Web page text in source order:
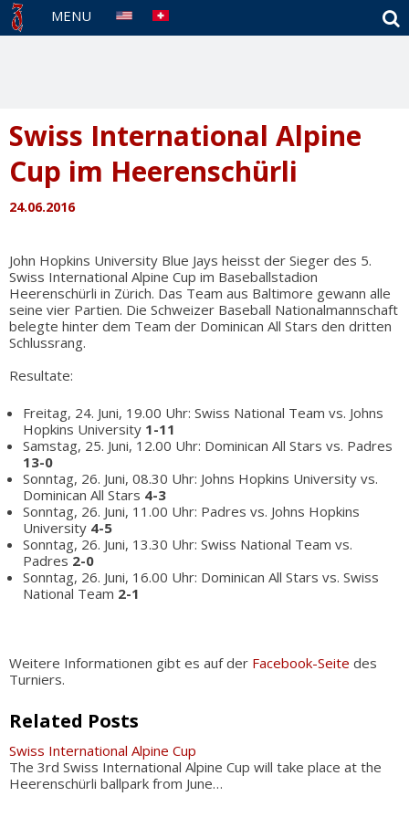
MENU
Swiss International Alpine
Cup im Heerenschürli
24.06.2016
John Hopkins University Blue Jays heisst der Sieger des 5.
Swiss International Alpine Cup im Baseballstadion
Heerenschürli in Zürich. Das Team aus Baltimore gewann alle
seine vier Partien. Die Schweizer Baseball Nationalmannschaft
belegte hinter dem Team der Dominican All Stars den dritten
Schlussrang.
Resultate:
Freitag, 24. Juni, 19.00 Uhr: Swiss National Team vs. Johns
Hopkins University 1-11
Samstag, 25. Juni, 12.00 Uhr: Dominican All Stars vs. Padres
13-0
Sonntag, 26. Juni, 08.30 Uhr: Johns Hopkins University vs.
Dominican All Stars 4-3
Sonntag, 26. Juni, 11.00 Uhr: Padres vs. Johns Hopkins
University 4-5
Sonntag, 26. Juni, 13.30 Uhr: Swiss National Team vs.
Padres 2-0
Sonntag, 26. Juni, 16.00 Uhr: Dominican All Stars vs. Swiss
National Team 2-1
Weitere Informationen gibt es auf der Facebook-Seite des
Turniers.
Related Posts
Swiss International Alpine Cup
The 3rd Swiss International Alpine Cup will take place at the
Heerenschürli ballpark from June…